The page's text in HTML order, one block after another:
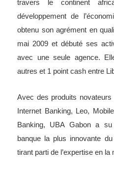
travers le continent
développement de
obtenu son agrément en
mai 2009 et débuté ses
avec une seule agence.
autres et 1 point cash entre
Avec des produits
Internet Banking, Leo,
Banking, UBA Gabon a
banque la plus innovante
tirant parti de l’expertise en